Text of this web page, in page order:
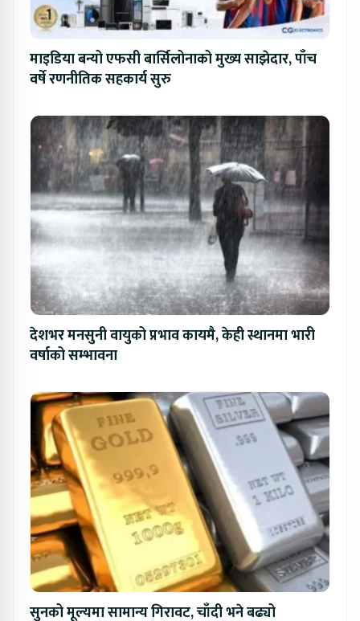
माइडिया बन्यो एफसी बार्सिलोनाको मुख्य साझेदार, पाँच
वर्षे रणनीतिक सहकार्य सुरु
देशभर मनसुनी वायुको प्रभाव कायमै, केही स्थानमा भारी
वर्षाको सम्भावना
सुनको मूल्यमा सामान्य गिरावट, चाँदी भने बढ्यो